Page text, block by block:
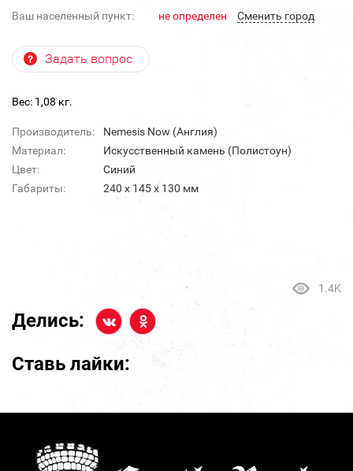
Ваш населенный пункт: не определен Cменить город
Задать вопрос
Вес: 1,08 кг.
Производитель:
Nemesis Now (Англия)
Материал:
Искусственный камень (Полистоун)
Цвет:
Синий
Габариты:
240 х 145 х 130 мм
1.4K
Делись:
Ставь лайки: